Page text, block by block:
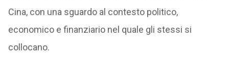
Cina, con una sguardo al contesto politico,
economico e finanziario nel quale gli stessi si
collocano.